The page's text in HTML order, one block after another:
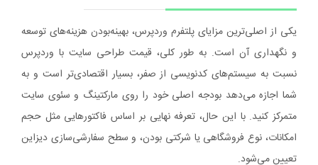
یکی از اصلی‌ترین مزایای پلتفرم وردپرس، بهینه‌بودن هزینه‌های توسعه
و نگهداری آن است. به طور کلی، قیمت طراحی سایت با وردپرس
نسبت به سیستم‌های کدنویسی از صفر، بسیار اقتصادی‌تر است و به
شما اجازه می‌دهد بودجه اصلی خود را روی مارکتینگ و سئوی سایت
متمرکز کنید. با این حال، تعرفه نهایی بر اساس فاکتورهایی مثل حجم
امکانات، نوع فروشگاهی یا شرکتی بودن، و سطح سفارشی‌سازی دیزاین
تعیین می‌شود.